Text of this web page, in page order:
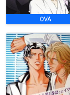
OVA